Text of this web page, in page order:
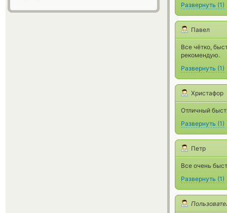
Развернуть (1)
Павел
Все чётко,
рекомендую.
Развернуть (1)
Христафор
Отличный
Развернуть (1)
Петр
Все очень
Развернуть (1)